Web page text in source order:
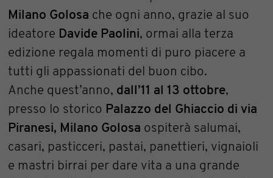
Milano Golosa che ogni anno, grazie al suo
ideatore Davide Paolini, ormai alla terza
edizione regala momenti di puro piacere a
tutti gli appassionati del buon cibo.
Anche quest’anno, dall’11 al 13 ottobre,
presso lo storico Palazzo del Ghiaccio di via
Piranesi, Milano Golosa ospiterà salumai,
casari, pasticceri, pastai, panettieri, vignaioli
e mastri birrai per dare vita a una grande